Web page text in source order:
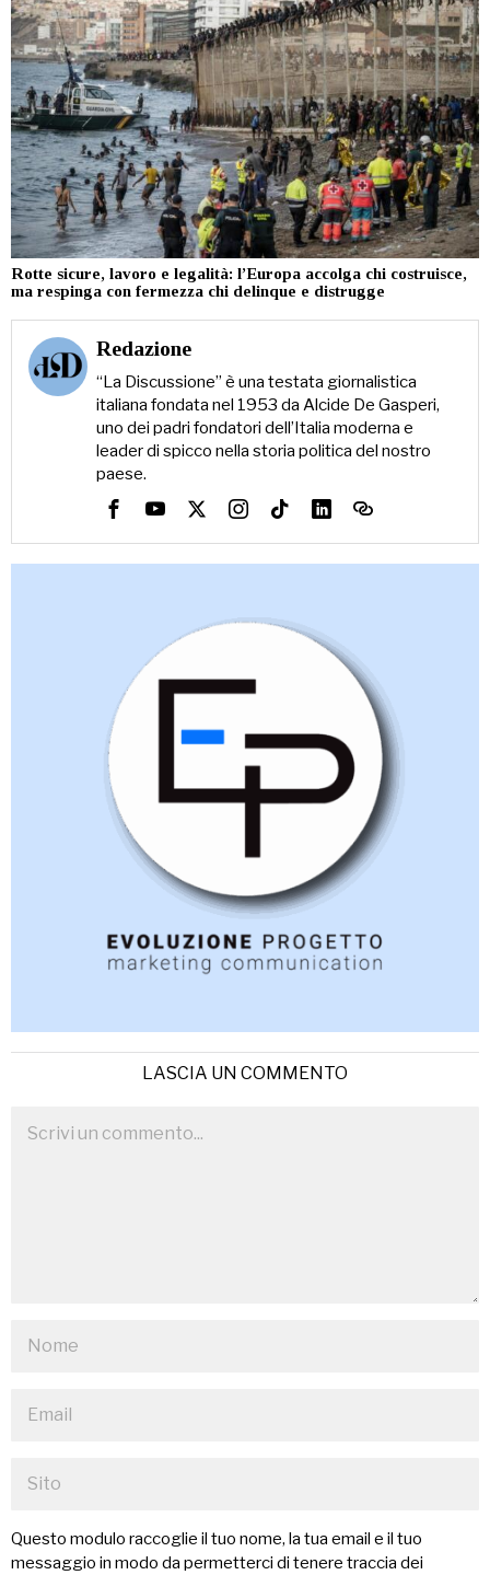
Rotte sicure, lavoro e legalità: l’Europa accolga chi costruisce,
ma respinga con fermezza chi delinque e distrugge
Redazione
“La Discussione” è una testata giornalistica
italiana fondata nel 1953 da Alcide De Gasperi,
uno dei padri fondatori dell’Italia moderna e
leader di spicco nella storia politica del nostro
paese.
LASCIA UN COMMENTO
Questo modulo raccoglie il tuo nome, la tua email e il tuo
messaggio in modo da permetterci di tenere traccia dei